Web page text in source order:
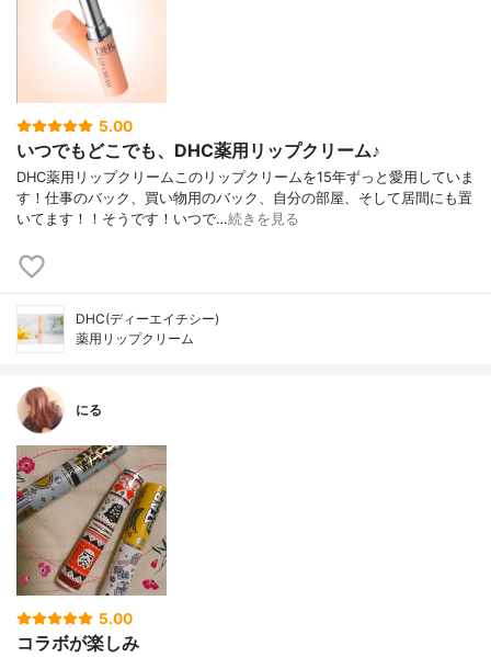
5.00
いつでもどこでも、DHC薬用リップクリーム♪
DHC薬用リップクリームこのリップクリームを15年ずっと愛用していま
す！仕事のバック、買い物用のバック、自分の部屋、そして居間にも置
いてます！！そうです！いつで…続きを見る
DHC(ディーエイチシー)
薬用リップクリーム
にる
5.00
コラボが楽しみ